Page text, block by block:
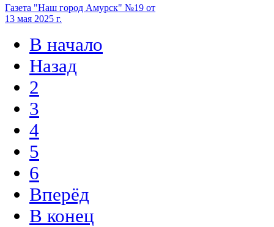
Газета "Наш город Амурск" №19 от
13 мая 2025 г.
В начало
Назад
2
3
4
5
6
Вперёд
В конец